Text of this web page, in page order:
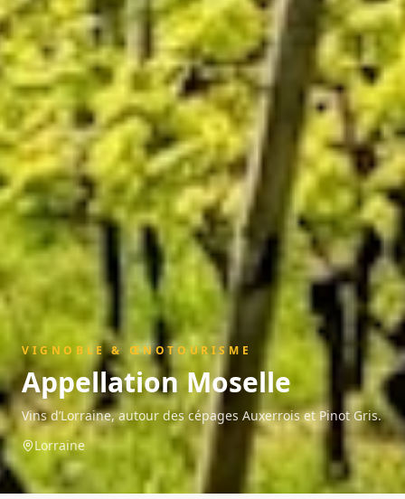
VIGNOBLE & ŒNOTOURISME
AppellationMoselle
Vins d’Lorraine, autour des cépages Auxerrois et Pinot Gris.
Lorraine